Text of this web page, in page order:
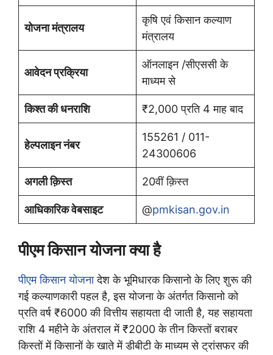
योजना मंत्रालय
कृषि एवं किसान कल्याण
मंत्रालय
आवेदन प्रक्रिया
ऑनलाइन /सीएससी के
माध्यम से
किश्त की धनराशि ₹2,000 प्रति 4 माह बाद
हेल्पलाइन नंबर
155261 / 011-
24300606
अगली क़िस्त 20वीं क़िस्त
आधिकारिक वेबसाइट @pmkisan.gov.in
पीएम किसान योजना क्या है
पीएम किसान योजनादेश के भूमिधारक किसानो के लिए शुरू की
गई कल्याणकारी पहल है, इस योजना के अंतर्गत किसानो को
प्रति वर्ष ₹6000 की वित्तीय सहायता दी जाती है, यह सहायता
राशि 4 महीने के अंतराल में ₹2000 के तीन किस्तों बराबर
किस्तों में किसानों के खाते में डीबीटी के माध्यम से ट्रांसफर की